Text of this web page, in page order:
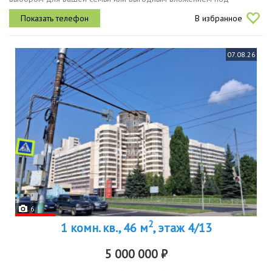
арендуо квартире уют и пространство площадь 61 м² просторная
планировка. полностью...
В избранное
07.08.26
6
1 комн. кв., 46 м2, этаж 4/13
5 000 000 ₽